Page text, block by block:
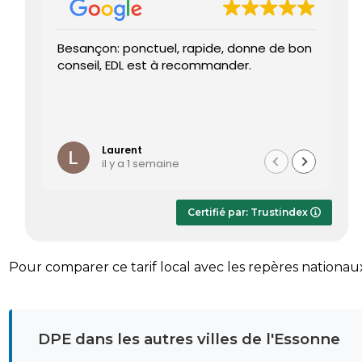
Besançon: ponctuel, rapide, donne de bon
conseil, EDL est à recommander.
Laurent
il y a 1 semaine
Certifié par: Trustindex
Pour comparer ce tarif local avec les repères
DPE dans les autres villes de l'Essonne